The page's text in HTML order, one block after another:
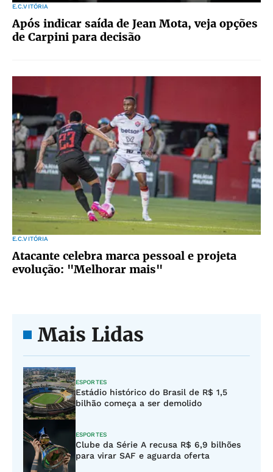
E.C.VITÓRIA
Após indicar saída de Jean Mota, veja opções
de Carpini para decisão
E.C.VITÓRIA
Atacante celebra marca pessoal e projeta
evolução: "Melhorar mais"
Mais Lidas
ESPORTES
Estádio histórico do Brasil de R$ 1,5
bilhão começa a ser demolido
ESPORTES
Clube da Série A recusa R$ 6,9 bilhões
para virar SAF e aguarda oferta